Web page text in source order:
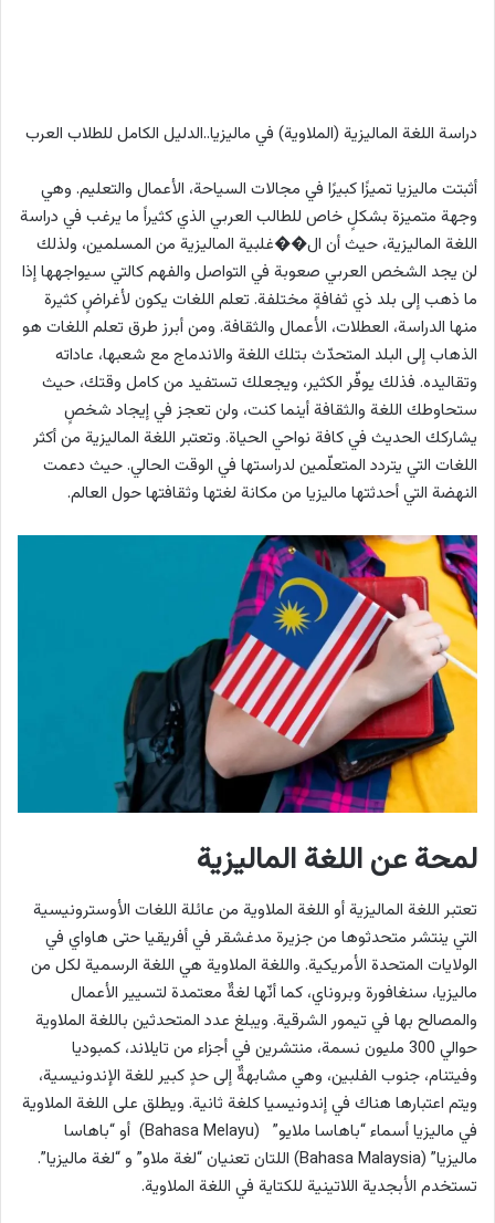
دراسة اللغة الماليزية (الملاوية) في ماليزيا..الدليل الكامل للطلاب العرب
أثبتت ماليزيا تميزًا كبيرًا في مجالات السياحة، الأعمال والتعليم. وهي
وجهة متميزة بشكلٍ خاص للطالب العربي الذي كثيراً ما يرغب في دراسة
اللغة الماليزية، حيث أن ال��غلبية الماليزية من المسلمين، ولذلك
لن يجد الشخص العربي صعوبة في التواصل والفهم كالتي سيواجهها إذا
ما ذهب إلى بلد ذي ثفافةٍ مختلفة. تعلم اللغات يكون لأغراضٍ كثيرة
منها الدراسة، العطلات، الأعمال والثقافة. ومن أبرز طرق تعلم اللغات هو
الذهاب إلى البلد المتحدّث بتلك اللغة والاندماج مع شعبها، عاداته
وتقاليده. فذلك يوفّر الكثير، ويجعلك تستفيد من كامل وقتك، حيث
ستحاوطك اللغة والثقافة أينما كنت، ولن تعجز في إيجاد شخصٍ
يشاركك الحديث في كافة نواحي الحياة. وتعتبر اللغة الماليزية من أكثر
اللغات التي يتردد المتعلّمين لدراستها في الوقت الحالي. حيث دعمت
النهضة التي أحدثتها ماليزيا من مكانة لغتها وثقافتها حول العالم.
لمحة عن اللغة الماليزية
تعتبر اللغة الماليزية أو اللغة الملاوية من عائلة اللغات الأوسترونيسية
التي ينتشر متحدثوها من جزيرة مدغشقر في أفريقيا حتى هاواي في
الولايات المتحدة الأمريكية. واللغة الملاوية هي اللغة الرسمية لكل من
ماليزيا، سنغافورة وبروناي، كما أنّها لغةٌ معتمدة لتسيير الأعمال
والمصالح بها في تيمور الشرقية. ويبلغ عدد المتحدثين باللغة الملاوية
حوالي 300 مليون نسمة، منتشرين في أجزاء من تايلاند، كمبوديا
وفيتنام، جنوب الفلبين، وهي مشابهةٌ إلى حدٍ كبير للغة الإندونيسية،
ويتم اعتبارها هناك في إندونيسيا كلغة ثانية. ويطلق على اللغة الملاوية
في ماليزيا أسماء “باهاسا ملايو” (Bahasa Melayu) أو “باهاسا
ماليزيا” (Bahasa Malaysia) اللتان تعنيان “لغة ملاو” و “لغة ماليزيا”.
تستخدم الأبجدية اللاتينية للكتاية في اللغة الملاوية.